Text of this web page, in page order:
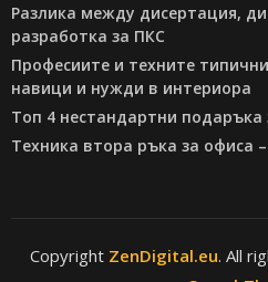
Разлика между дисертация,
разработка за ПКС
Професиите и техните
навици и нужди в интериора
Топ 4 нестандартни подаръка
Техника втора ръка за офиса
Copyright ZenDigital.eu. All